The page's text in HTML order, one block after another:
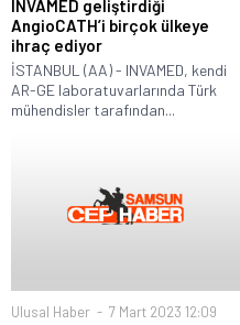
INVAMED geliştirdiği
AngioCATH’i birçok ülkeye
ihraç ediyor
İSTANBUL (AA) - INVAMED, kendi
AR-GE laboratuvarlarında Türk
mühendisler tarafından...
Ulusal Haber 7 Mart 2023 12:09